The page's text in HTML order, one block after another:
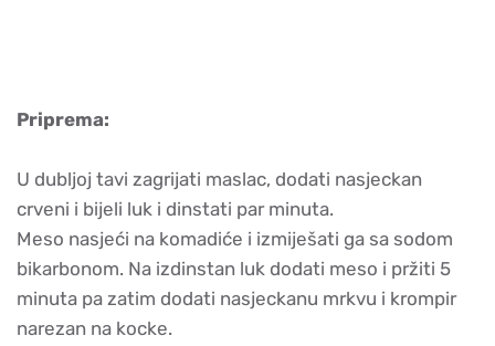
Priprema:
U dubljoj tavi zagrijati maslac, dodati nasjeckan
crveni i bijeli luk i dinstati par minuta.
Meso nasjeći na komadiće i izmiješati ga sa sodom
bikarbonom. Na izdinstan luk dodati meso i pržiti 5
minuta pa zatim dodati nasjeckanu mrkvu i krompir
narezan na kocke.